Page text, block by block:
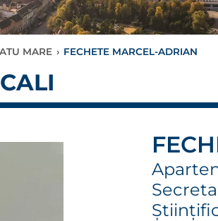
MARE › FECHETE MARCEL-ADRIAN